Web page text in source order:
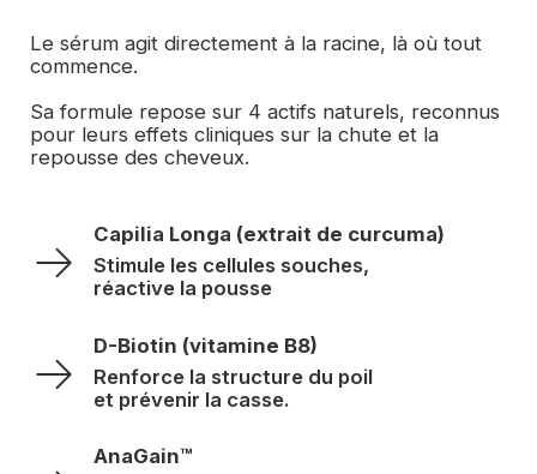
Le sérum agit directement à la racine, là où tout
commence.
Sa formule repose sur 4 actifs naturels, reconnus
pour leurs effets cliniques sur la chute et la
repousse des cheveux.
AnaGain™
Capilia Longa (extrait de curcuma)
D-Biotin (vitamine B8)
Stimule les cellules souches,
réactive la pousse
Renforce la structure du poil
et prévenir la casse.